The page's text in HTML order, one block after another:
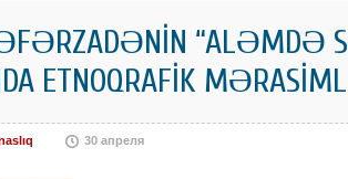
“ALƏMDƏ
ETNOQRAFİK
30 апреля